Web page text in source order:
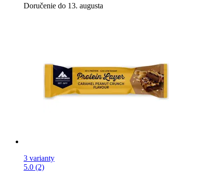
Doručenie do 13. augusta
3 varianty
5.0 (2)